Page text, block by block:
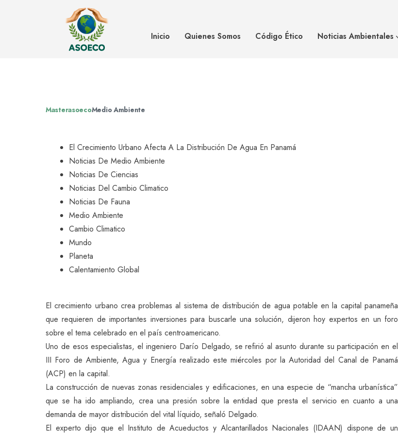
Inicio Quienes Somos Código Ético Noticias Ambientales
El crecimiento urbano afecta a la distribución de
agua en Panamá
MasterasoecoMedio Ambiente
El Crecimiento Urbano Afecta A La Distribución De Agua En Panamá
Noticias De Medio Ambiente
Noticias De Ciencias
Noticias Del Cambio Climatico
Noticias De Fauna
Medio Ambiente
Cambio Climatico
Mundo
Planeta
Calentamiento Global
El crecimiento urbano crea problemas al sistema de distribución de agua potable en la capital panameña
que requieren de importantes inversiones para buscarle una solución, dijeron hoy expertos en un foro
sobre el tema celebrado en el país centroamericano.
Uno de esos especialistas, el ingeniero Darío Delgado, se refirió al asunto durante su participación en el
III Foro de Ambiente, Agua y Energía realizado este miércoles por la Autoridad del Canal de Panamá
(ACP) en la capital.
La construcción de nuevas zonas residenciales y edificaciones, en una especie de “mancha urbanística”
que se ha ido ampliando, crea una presión sobre la entidad que presta el servicio en cuanto a una
demanda de mayor distribución del vital líquido, señaló Delgado.
El experto dijo que el Instituto de Acueductos y Alcantarillados Nacionales (IDAAN) dispone de un